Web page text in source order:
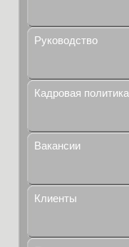
Руководство
Кадровая политика
Вакансии
Клиенты